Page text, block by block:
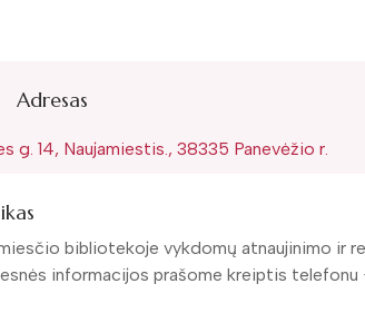
Adresas
g. 14, Naujamiestis., 38335 Panevėžio r.
bibliotekoje vykdomų atnaujinimo ir
informacijos prašome kreiptis